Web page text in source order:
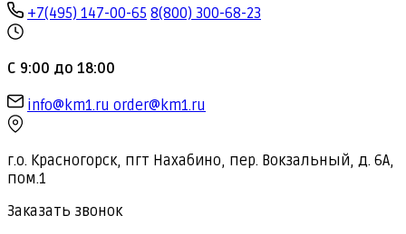
+7(495) 147-00-65 8(800) 300-68-23
С 9:00 до 18:00
info@km1.ru order@km1.ru
г.о. Красногорск, пгт Нахабино, пер. Вокзальный, д. 6А,
пом.1
Заказать звонок